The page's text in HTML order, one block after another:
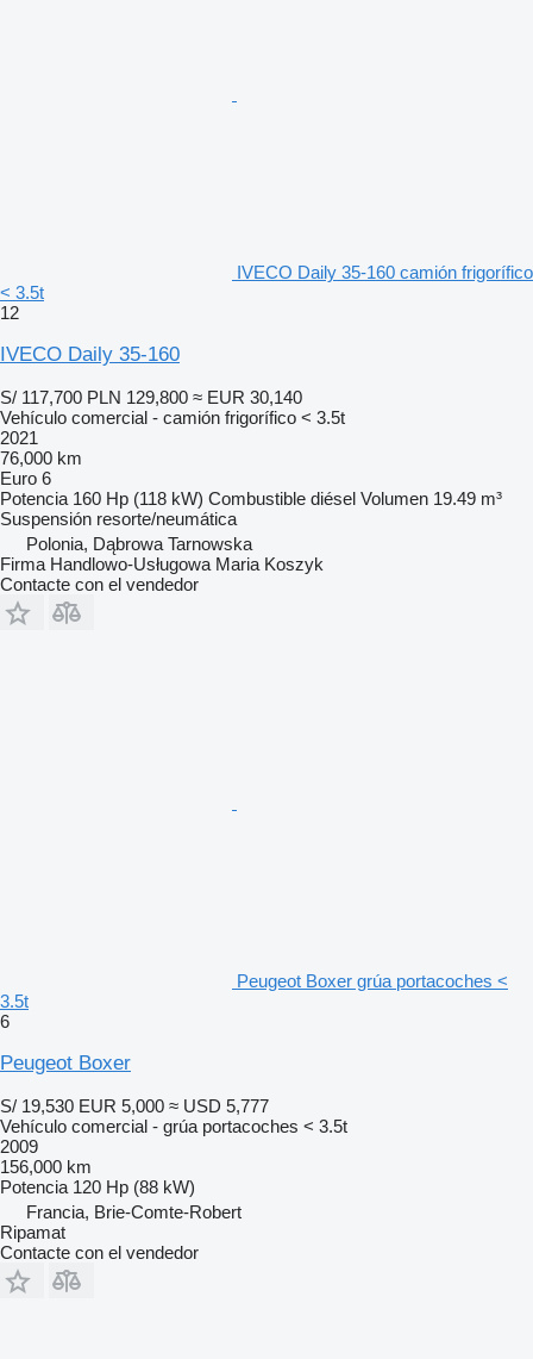
IVECO Daily 35-160 camión frigorífico
< 3.5t
12
IVECO Daily 35-160
S/ 117,700 PLN 129,800 ≈ EUR 30,140
Vehículo comercial - camión frigorífico < 3.5t
2021
76,000 km
Euro 6
Potencia 160 Hp (118 kW) Combustible diésel Volumen 19.49 m³
Suspensión resorte/neumática
Polonia, Dąbrowa Tarnowska
Firma Handlowo-Usługowa Maria Koszyk
Contacte con el vendedor
Peugeot Boxer grúa portacoches <
3.5t
6
Peugeot Boxer
S/ 19,530 EUR 5,000 ≈ USD 5,777
Vehículo comercial - grúa portacoches < 3.5t
2009
156,000 km
Potencia 120 Hp (88 kW)
Francia, Brie-Comte-Robert
Ripamat
Contacte con el vendedor